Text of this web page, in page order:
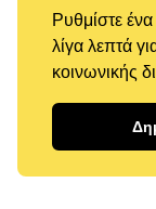
Ρυθμίστε
λίγα λεπτά
κοινωνικής